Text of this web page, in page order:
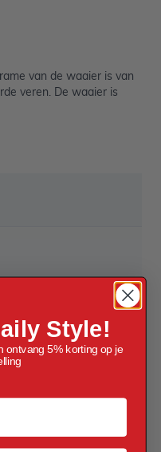
van de waaier is van
veren. De waaier is
Style!
ontvang 5% korting op je